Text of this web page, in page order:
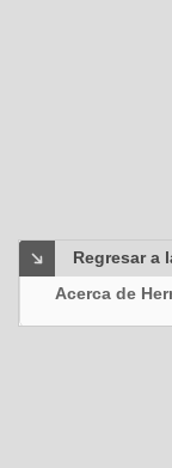
Regresar a
Acerca de